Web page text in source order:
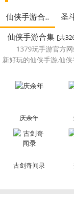
仙侠手游合..
圣
仙侠手游合集 [共
1379玩手游官方
新好玩的仙侠手游,仙
庆余年
古剑奇闻录